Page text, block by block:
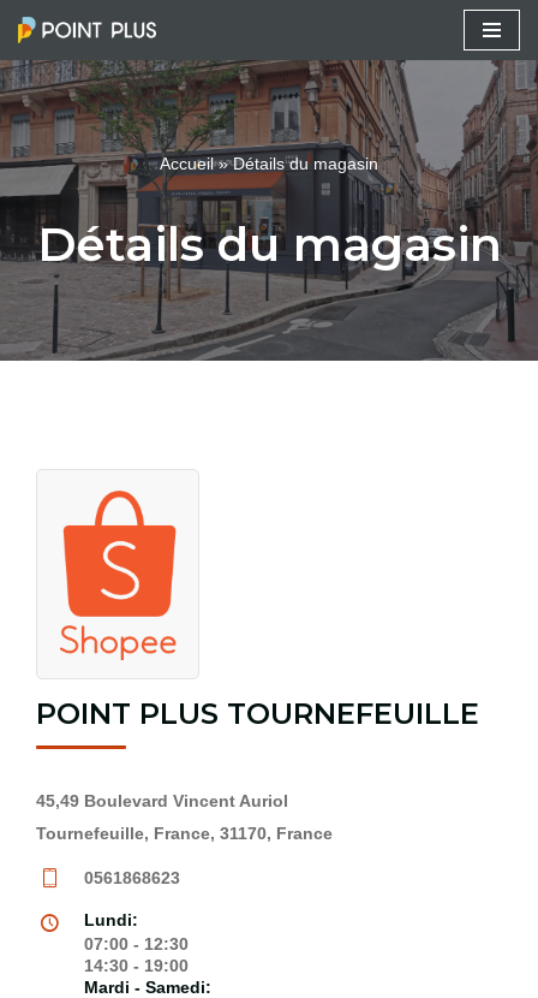
Aller
au
contenu
Accueil»Détails du magasin
Détails du magasin
POINT PLUS TOURNEFEUILLE
45,49 Boulevard Vincent Auriol
Tournefeuille, France, 31170, France
0561868623
Lundi:
07:00 - 12:30
14:30 - 19:00
Mardi - Samedi: